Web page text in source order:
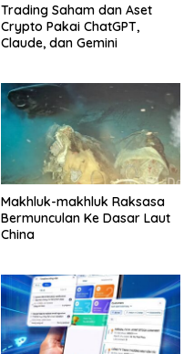
Trading Saham dan Aset
Crypto Pakai ChatGPT,
Claude, dan Gemini
Makhluk-makhluk Raksasa
Bermunculan Ke Dasar Laut
China